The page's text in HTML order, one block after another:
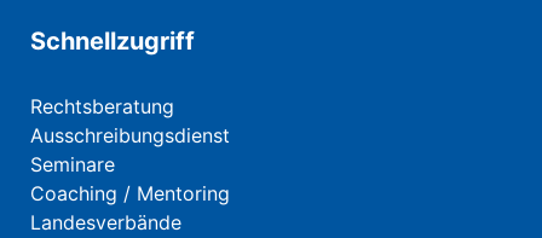
Schnellzugriff
Rechtsberatung
Ausschreibungsdienst
Seminare
Coaching / Mentoring
Landesverbände